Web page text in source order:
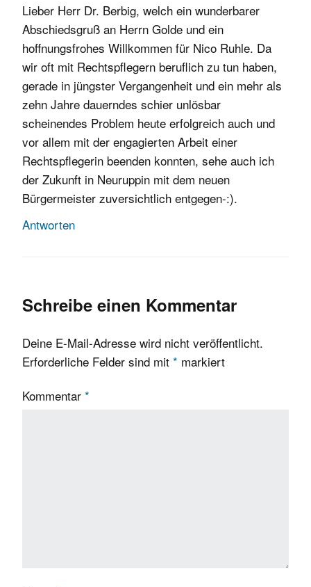
Lieber Herr Dr. Berbig, welch ein wunderbarer
Abschiedsgruß an Herrn Golde und ein
hoffnungsfrohes Willkommen für Nico Ruhle. Da
wir oft mit Rechtspflegern beruflich zu tun haben,
gerade in jüngster Vergangenheit und ein mehr als
zehn Jahre dauerndes schier unlösbar
scheinendes Problem heute erfolgreich auch und
vor allem mit der engagierten Arbeit einer
Rechtspflegerin beenden konnten, sehe auch ich
der Zukunft in Neuruppin mit dem neuen
Bürgermeister zuversichtlich entgegen-:).
Antworten
Schreibe einen Kommentar
Deine E-Mail-Adresse wird nicht veröffentlicht.
Erforderliche Felder sind mit * markiert
Kommentar *